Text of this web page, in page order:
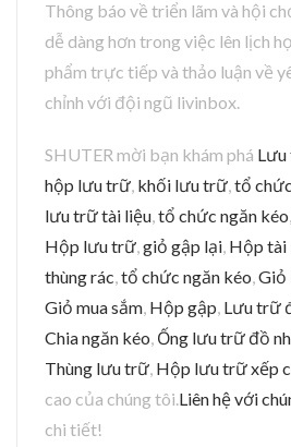
Thông báo về triển lãm và hội
dễ dàng hơn trong việc lên lịch
phẩm trực tiếp và thảo luận về
chỉnh với đội ngũ livinbox.
SHUTER mời bạn khám phá
hộp lưu trữ, khối lưu trữ,tổ
lưu trữ tài liệu,tổ chức ngăn kéo,
Hộp lưu trữ,giỏ gập lại, Hộp tài
thùng rác,tổ chức ngăn kéo,Giỏ
Giỏ mua sắm, Hộp gập, Lưu trữ
Chia ngăn kéo, Ống lưu trữ đồ
Thùng lưu trữ, Hộp lưu trữ xếp
cao của chúng tôi.Liên hệ với
chi tiết!